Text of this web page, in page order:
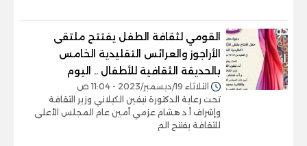
القومي لثقافة الطفل يفتتح ملتقى
الأراجوز والعرائس التقليدية الخامس
بالحديقة الثقافية للأطفال .. اليوم
الثلاثاء 19/ديسمبر/2023 - 11:04 ص
تحت رعاية الدكتورة نيفين الكيلاني وزير الثقافة
وإشراف أ.د هشام عزمي أمين عام المجلس الأعلى
للثقافة يفتتح الم